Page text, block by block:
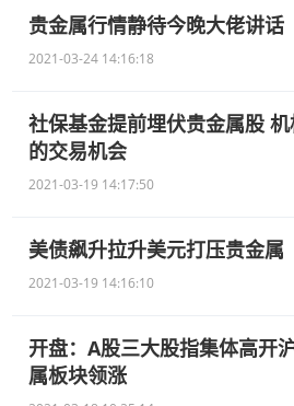
贵金属行情静待今晚大佬讲话
2021-03-24 14:16:18
社保基金提前埋伏贵金属股
的交易机会
2021-03-19 14:17:50
美债飙升拉升美元打压贵金属
2021-03-19 14:16:10
开盘：A股三大股指集体高开
属板块领涨